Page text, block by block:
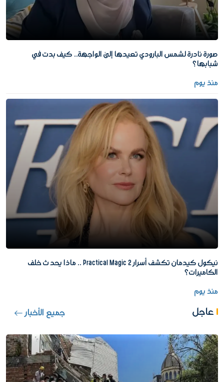
صورة نادرة لشمس البارودي تعيدها إلى الواجهة.. كيف بدت في
شبابها؟
منذ يوم
نيكول كيدمان تكشف أسرار Practical Magic 2 .. ماذا يحدث خلف
الكاميرات؟
منذ يوم
عاجل جميع الأخبار